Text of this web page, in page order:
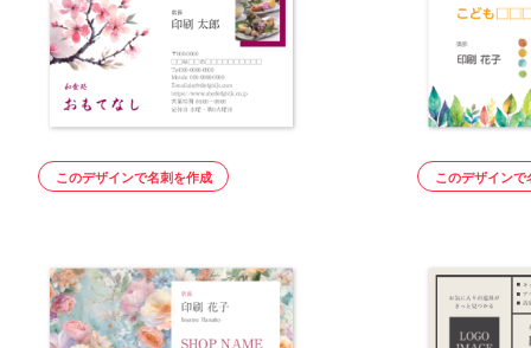
このデザインで名刺を作成 このデザインで